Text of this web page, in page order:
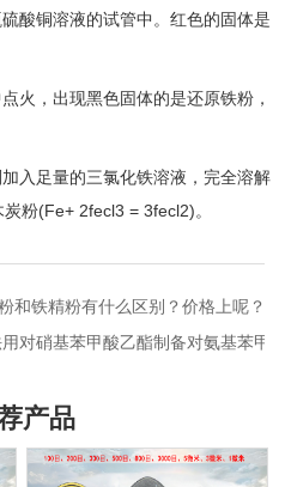
酸铜溶液的试管中。红色的固体是
火，出现黑色固体的是还原铁粉，
入足量的三氯化铁溶液，完全溶解
粉(Fe+ 2fecl3 = 3fecl2)。
和铁精粉有什么区别？价格上呢？谢
对硝基苯甲酸乙酯制备对氨基苯甲
产品